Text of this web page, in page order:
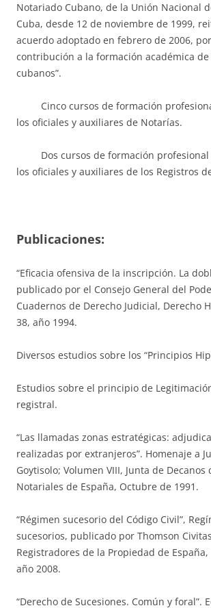
Notariado Cubano, de la Unión Nacional
Cuba, desde 12 de noviembre de 1999,
acuerdo adoptado en febrero de 2006,
contribución a la formación académica
cubanos”.
Cinco cursos de formación
los oficiales y auxiliares de Notarías.
Dos cursos de formación profesional
los oficiales y auxiliares de los Registros
Publicaciones:
“Eficacia ofensiva de la inscripción. La
publicado por el Consejo General del
Cuadernos de Derecho Judicial, Derecho
38, año 1994.
Diversos estudios sobre los “Principios
Estudios sobre el principio de
registral.
“Las llamadas zonas estratégicas:
realizadas por extranjeros”. Homenaje a
Goytisolo; Volumen VIII, Junta de Decanos
Notariales de España, Octubre de 1991.
“Régimen sucesorio del Código Civil”,
sucesorios, publicado por Thomson
Registradores de la Propiedad de
año 2008.
“Derecho de Sucesiones. Común y foral”.